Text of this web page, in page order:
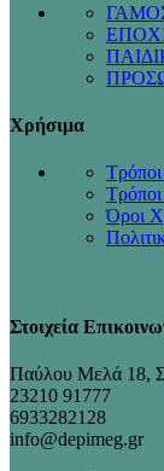
Χρήσιμα
Όροι
Στοιχεία
Παύλου Μελά 18,
23210 91777
6933282128
info@depimeg.gr